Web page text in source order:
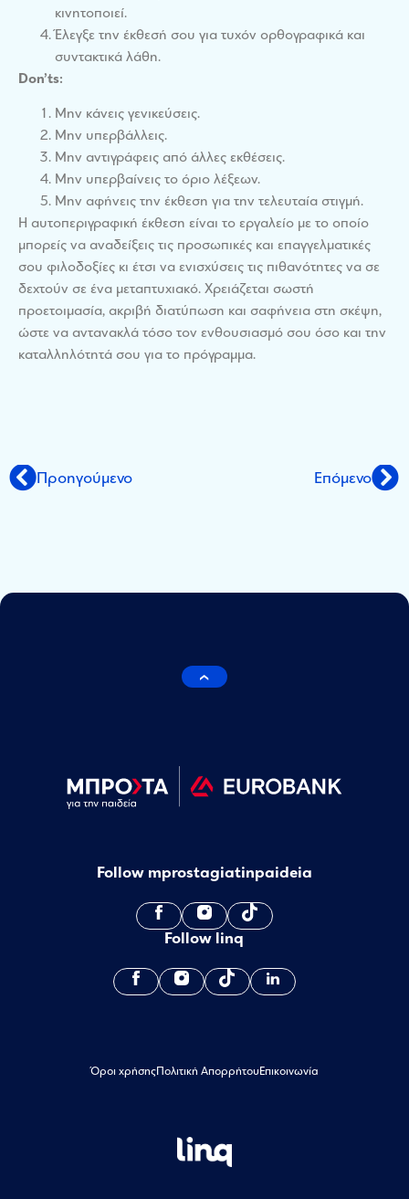
κινητοποιεί.
Έλεγξε την έκθεσή σου για τυχόν ορθογραφικά και
συντακτικά λάθη.
Don’ts:
Μην κάνεις γενικεύσεις.
Μην υπερβάλλεις.
Μην αντιγράφεις από άλλες εκθέσεις.
Μην υπερβαίνεις το όριο λέξεων.
Μην αφήνεις την έκθεση για την τελευταία στιγμή.
Η αυτοπεριγραφική έκθεση είναι το εργαλείο με το οποίο
μπορείς να αναδείξεις τις προσωπικές και επαγγελματικές
σου φιλοδοξίες κι έτσι να ενισχύσεις τις πιθανότητες να σε
δεχτούν σε ένα μεταπτυχιακό. Χρειάζεται σωστή
προετοιμασία, ακριβή διατύπωση και σαφήνεια στη σκέψη,
ώστε να αντανακλά τόσο τον ενθουσιασμό σου όσο και την
καταλληλότητά σου για το πρόγραμμα.
Προηγούμενο Επόμενο
Follow mprostagiatinpaideia
Follow linq
Όροι χρήσηςΠολιτική Απορρήτου Επικοινωνία